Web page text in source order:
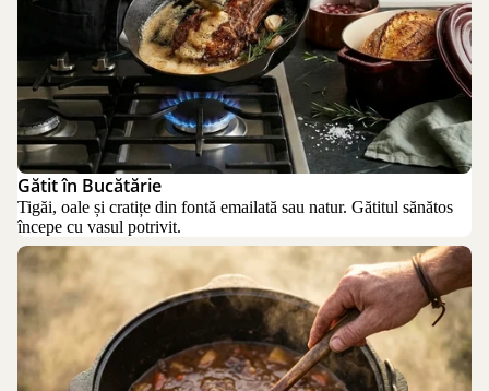
Gătit în Bucătărie
Tigăi, oale și cratițe din fontă emailată sau natur. Gătitul sănătos
începe cu vasul potrivit.
Gătit în Aer Liber